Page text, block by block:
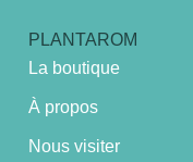
PLANTAROM
La boutique
À propos
Nous visiter